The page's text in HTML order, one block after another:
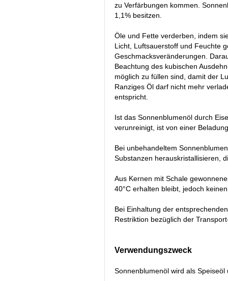
zu Verfärbungen kommen.
1,1% besitzen.
Öle und Fette verderben, indem
Licht, Luftsauerstoff und Feuchte
Geschmacksveränderungen.
Beachtung des kubischen
möglich zu füllen sind, damit der
Ranziges Öl darf nicht mehr
entspricht.
Ist das Sonnenblumenöl durch
verunreinigt, ist von einer
Bei unbehandeltem
Substanzen herauskristallisieren,
Aus Kernen mit Schale
40°C erhalten bleibt, jedoch
Bei Einhaltung der
Restriktion bezüglich der
Verwendungszweck
Sonnenblumenöl wird als